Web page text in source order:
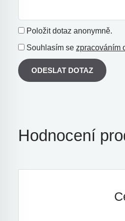
Položit dotaz anonymně.
Souhlasím se zpracováním
ODESLAT DOTAZ
Hodnocení